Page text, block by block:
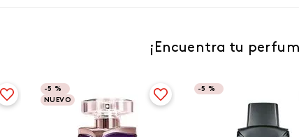
¡Encuentra tu
-5 %
NUEVO
-5 %